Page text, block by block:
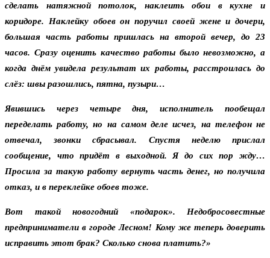
сделать натяжной потолок, наклеить обои в кухне и
коридоре. Наклейку обоев он поручил своей жене и дочери,
большая часть работы пришлась на второй вечер, до 23
часов. Сразу оценить качество работы было невозможно, а
когда днём увидела результат их работы, расстроилась до
слёз: швы разошлись, пятна, пузыри…
Явившись через четыре дня, исполнитель пообещал
переделать работу, но на самом деле исчез, на телефон не
отвечал, звонки сбрасывал. Спустя неделю прислал
сообщение, что придёт в выходной. Я до сих пор жду…
Просила за такую работу вернуть часть денег, но получила
отказ, и в переклейке обоев тоже.
Вот такой новогодний «подарок». Недобросовестные
предприниматели в городе Лесном! Кому же теперь доверить
исправить этот брак? Сколько снова платить?»